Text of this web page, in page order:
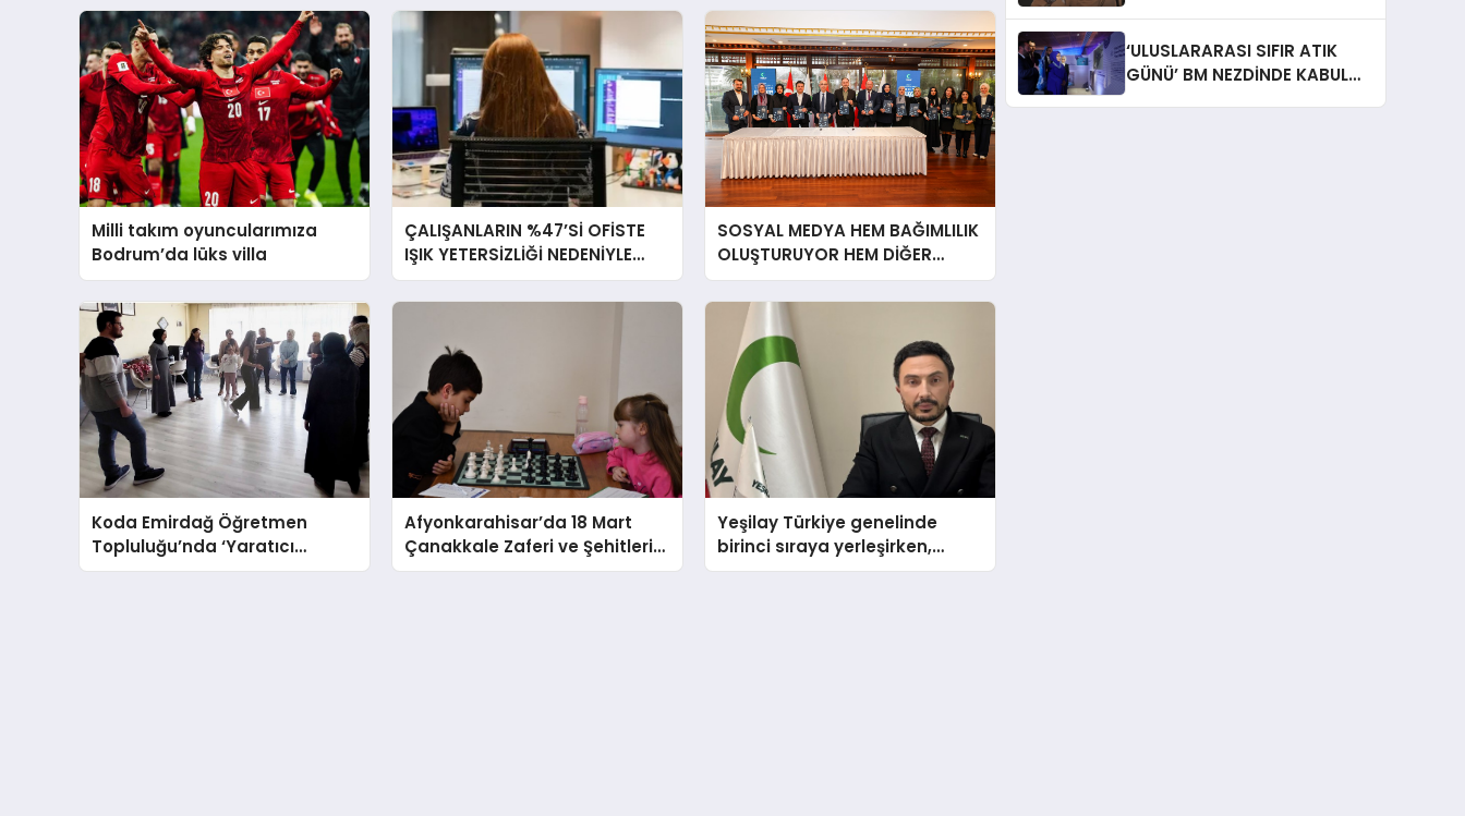
Milli takım oyuncularımıza
Bodrum’da lüks villa
ÇALIŞANLARIN %47’Sİ OFİSTE
IŞIK YETERSİZLİĞİ NEDENİYLE
YORGUN HİSSEDİYOR
SOSYAL MEDYA HEM BAĞIMLILIK
OLUŞTURUYOR HEM DİĞER
BAĞIMLILIKLARA ZEMİN
HAZIRLIYOR”
Koda Emirdağ Öğretmen
Topluluğu’nda ‘Yaratıcı
Drama’ eğitimi gerçekleştirildi.
Afyonkarahisar’da 18 Mart
Çanakkale Zaferi ve Şehitleri
Anma Günü Satranç
Yeşilay Türkiye genelinde
birinci sıraya yerleşirken,
yürütülen faaliyetlerle de
‘ULUSLARARASI SIFIR ATIK
GÜNÜ’ BM NEZDİNDE KABUL